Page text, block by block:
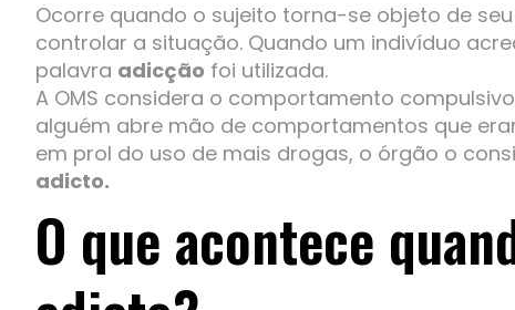
Ocorre quando o sujeito torna-se objeto de
controlar a situação. Quando um indivíduo
palavra adicção foi utilizada.
A OMS considera o comportamento
alguém abre mão de comportamentos que
em prol do uso de mais drogas, o órgão o
adicto.
O que acontece